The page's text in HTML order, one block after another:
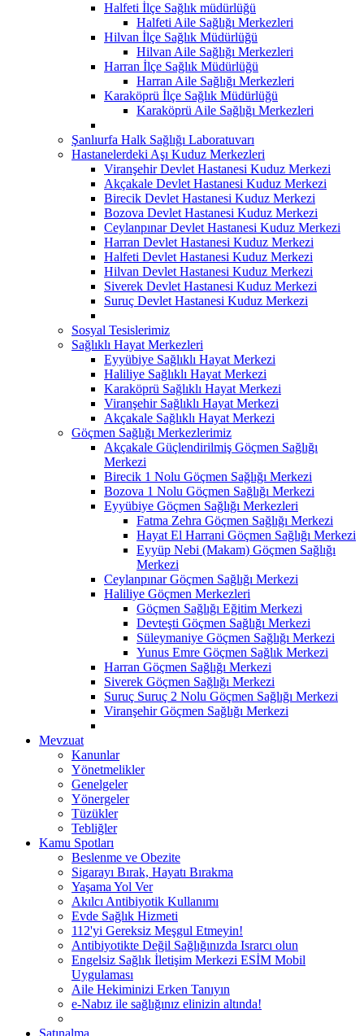
Halfeti İlçe Sağlık müdürlüğü
Halfeti Aile Sağlığı Merkezleri
Hilvan İlçe Sağlık Müdürlüğü
Hilvan Aile Sağlığı Merkezleri
Harran İlçe Sağlık Müdürlüğü
Harran Aile Sağlığı Merkezleri
Karaköprü İlçe Sağlık Müdürlüğü
Karaköprü Aile Sağlığı Merkezleri
Şanlıurfa Halk Sağlığı Laboratuvarı
Hastanelerdeki Aşı Kuduz Merkezleri
Viranşehir Devlet Hastanesi Kuduz Merkezi
Akçakale Devlet Hastanesi Kuduz Merkezi
Birecik Devlet Hastanesi Kuduz Merkezi
Bozova Devlet Hastanesi Kuduz Merkezi
Ceylanpınar Devlet Hastanesi Kuduz Merkezi
Harran Devlet Hastanesi Kuduz Merkezi
Halfeti Devlet Hastanesi Kuduz Merkezi
Hilvan Devlet Hastanesi Kuduz Merkezi
Siverek Devlet Hastanesi Kuduz Merkezi
Suruç Devlet Hastanesi Kuduz Merkezi
Sosyal Tesislerimiz
Sağlıklı Hayat Merkezleri
Eyyübiye Sağlıklı Hayat Merkezi
Haliliye Sağlıklı Hayat Merkezi
Karaköprü Sağlıklı Hayat Merkezi
Viranşehir Sağlıklı Hayat Merkezi
Akçakale Sağlıklı Hayat Merkezi
Göçmen Sağlığı Merkezlerimiz
Akçakale Güçlendirilmiş Göçmen Sağlığı
Merkezi
Birecik 1 Nolu Göçmen Sağlığı Merkezi
Bozova 1 Nolu Göçmen Sağlığı Merkezi
Eyyübiye Göçmen Sağlığı Merkezleri
Fatma Zehra Göçmen Sağlığı Merkezi
Hayat El Harrani Göçmen Sağlığı Merkezi
Eyyüp Nebi (Makam) Göçmen Sağlığı
Merkezi
Ceylanpınar Göçmen Sağlığı Merkezi
Haliliye Göçmen Merkezleri
Göçmen Sağlığı Eğitim Merkezi
Devteşti Göçmen Sağlığı Merkezi
Süleymaniye Göçmen Sağlığı Merkezi
Yunus Emre Göçmen Sağlık Merkezi
Harran Göçmen Sağlığı Merkezi
Siverek Göçmen Sağlığı Merkezi
Suruç Suruç 2 Nolu Göçmen Sağlığı Merkezi
Viranşehir Göçmen Sağlığı Merkezi
Mevzuat
Kanunlar
Yönetmelikler
Genelgeler
Yönergeler
Tüzükler
Tebliğler
Kamu Spotları
Beslenme ve Obezite
Sigarayı Bırak, Hayatı Bırakma
Yaşama Yol Ver
Akılcı Antibiyotik Kullanımı
Evde Sağlık Hizmeti
112'yi Gereksiz Meşgul Etmeyin!
Antibiyotikte Değil Sağlığınızda Israrcı olun
Engelsiz Sağlık İletişim Merkezi ESİM Mobil
Uygulaması
Aile Hekiminizi Erken Tanıyın
e-Nabız ile sağlığınız elinizin altında!
Satınalma